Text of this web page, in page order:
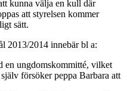
kunna välja en kull där
att styrelsen kommer
sätt.
2013/2014 innebär bl a:
en ungdomskommitté, vilket
försöker peppa Barbara att